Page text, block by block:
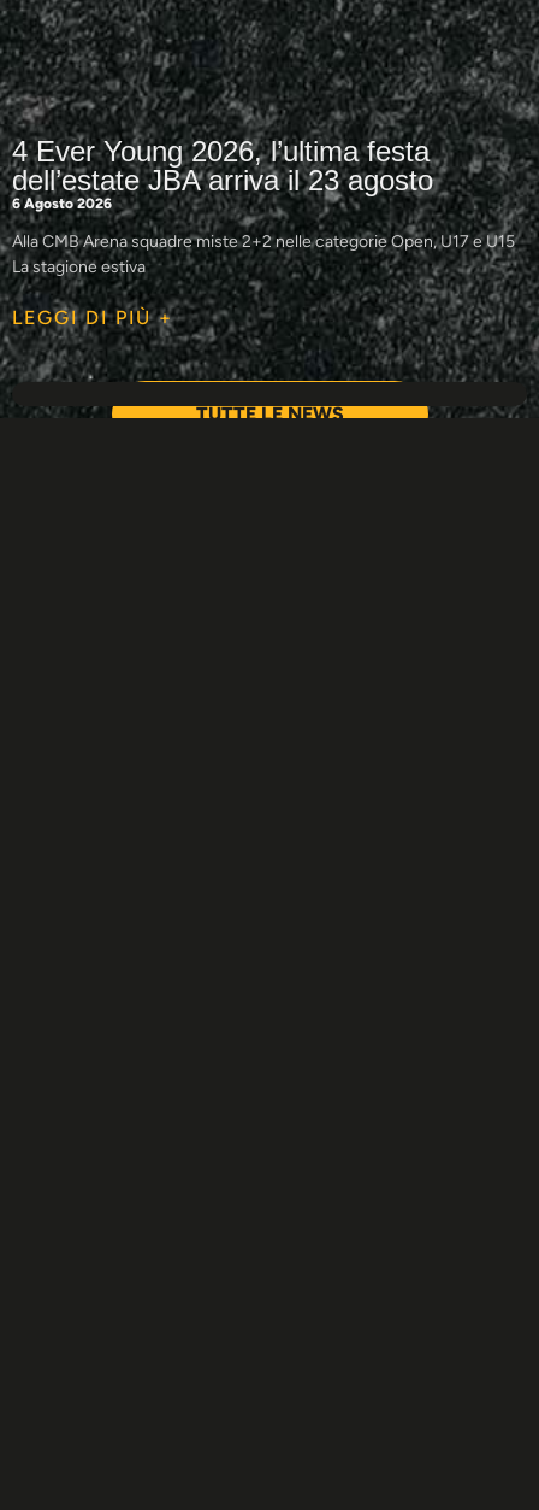
4 Ever Young 2026, l’ultima festa
dell’estate JBA arriva il 23 agosto
6 Agosto 2026
Alla CMB Arena squadre miste 2+2 nelle categorie Open, U17 e U15
La stagione estiva
LEGGI DI PIÙ +
TUTTE LE NEWS